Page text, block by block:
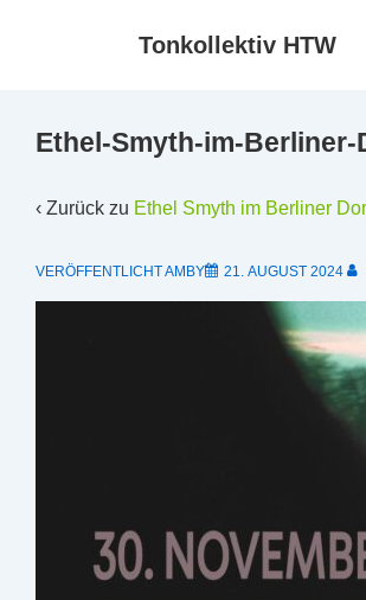
Tonkollektiv HTW
Ethel-Smyth-im-Berliner-
‹ Zurück zu Ethel Smyth im Berliner
VERÖFFENTLICHT AMBY 21. AUGUST 2024